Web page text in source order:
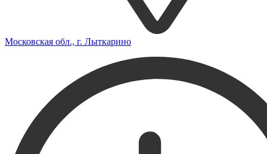
Московская обл., г. Лыткарино